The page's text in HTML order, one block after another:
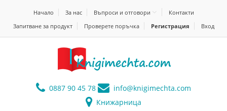
Начало За нас Въпроси и отговори
Контакти
Запитване за продукт
Проверете поръчка Регистрация Вход
0887 90 45 78 info@knigimechta.com
Книжарница